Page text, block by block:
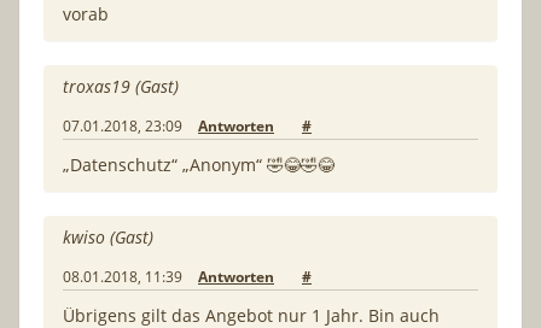
vorab
troxas19 (Gast)
07.01.2018, 23:09 Antworten #
„Datenschutz“ „Anonym“ 🤣😂🤣😂
kwiso (Gast)
08.01.2018, 11:39 Antworten #
Übrigens gilt das Angebot nur 1 Jahr. Bin auch